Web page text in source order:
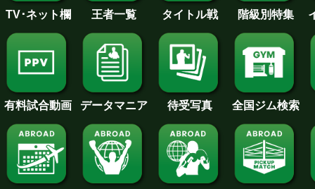
TV･ネット欄 王者一覧 タイトル戦 階級別特集
有料試合動画 データマニア 待受写真 全国ジム検索